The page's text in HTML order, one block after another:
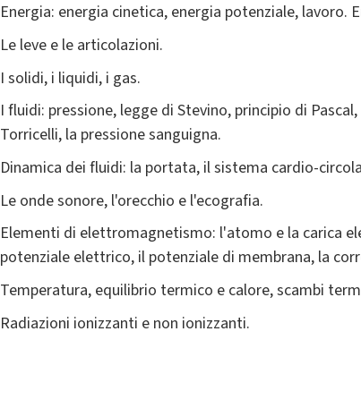
Energia: energia cinetica, energia potenziale, lavoro.
Le leve e le articolazioni.
I solidi, i liquidi, i gas.
I fluidi: pressione, legge di Stevino, principio di
Torricelli, la pressione sanguigna.
Dinamica dei fluidi: la portata, il sistema cardio-
Le onde sonore, l'orecchio e l'ecografia.
Elementi di elettromagnetismo: l'atomo e la carica
potenziale elettrico, il potenziale di membrana, la
Temperatura, equilibrio termico e calore, scambi
Radiazioni ionizzanti e non ionizzanti.